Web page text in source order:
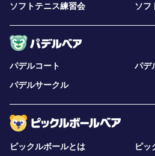
ソフトテニス練習会 ソフ
パデルコート
パデ
パデルサークル
ピックルボールとは
ピッ